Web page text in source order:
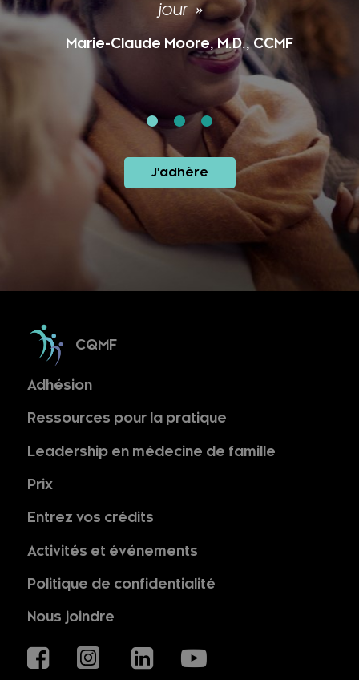
jour
Marie-Claude Moore, M.D., CCMF
J'adhère
CQMF
Adhésion
Ressources pour la pratique
Leadership en médecine de famille
Prix
Entrez vos crédits
Activités et événements
Politique de confidentialité
Nous joindre